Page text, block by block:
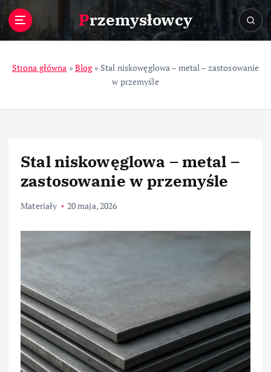
Przemysłowcy
Strona główna » Blog» Stal niskowęglowa – metal – zastosowanie
w przemyśle
Stal niskowęglowa – metal –
zastosowanie w przemyśle
Materiały 20 maja, 2026